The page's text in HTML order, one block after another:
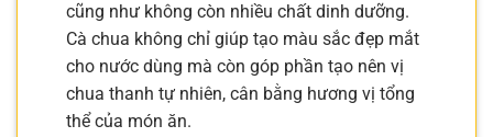
cũng như không còn nhiều chất dinh dưỡng.
Cà chua không chỉ giúp tạo màu sắc đẹp mắt
cho nước dùng mà còn góp phần tạo nên vị
chua thanh tự nhiên, cân bằng hương vị tổng
thể của món ăn.